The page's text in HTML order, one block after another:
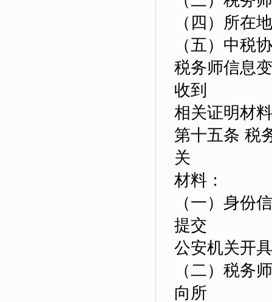
（四）所在
（五）中税
税务师信息
收到
相关证明材
第十五条 税
关
材料：
（一）身份
提交
公安机关开
（二）税务
向所